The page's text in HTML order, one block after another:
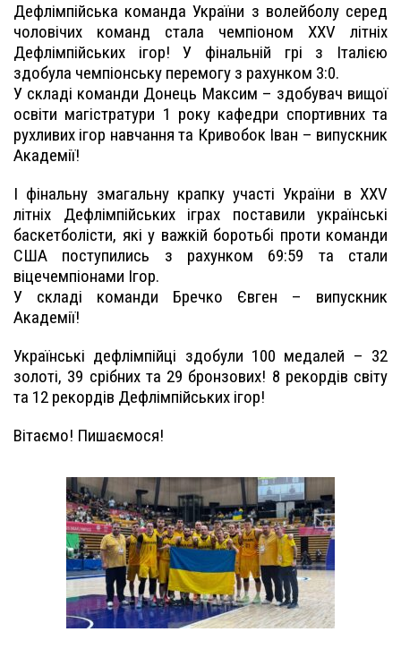
Дефлімпійська команда України з волейболу серед
чоловічих команд стала чемпіоном ХХV літніх
Дефлімпійських ігор! У фінальній грі з Італією
здобула чемпіонську перемогу з рахунком 3:0.
У складі команди Донець Максим – здобувач вищої
освіти магістратури 1 року кафедри спортивних та
рухливих ігор навчання та Кривобок Іван – випускник
Академії!
І фінальну змагальну крапку участі України в ХХV
літніх Дефлімпійських іграх поставили українські
баскетболісти, які у важкій боротьбі проти команди
США поступились з рахунком 69:59 та стали
віцечемпіонами Ігор.
У складі команди Бречко Євген – випускник
Академії!
Українські дефлімпійці здобули 100 медалей – 32
золоті, 39 срібних та 29 бронзових! 8 рекордів світу
та 12 рекордів Дефлімпійських ігор!
Вітаємо! Пишаємося!